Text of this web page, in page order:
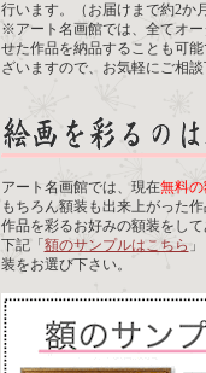
行います。（お届けまで約2か
※アート名画館では、全てオ
せた作品を納品することも可
ざいますので、お気軽にご相談
アート名画館では、現在無料の
もちろん額装も出来上がった作
作品を彩るお好みの額装をして
下記「 額のサンプルはこちら
装をお選び下さい。